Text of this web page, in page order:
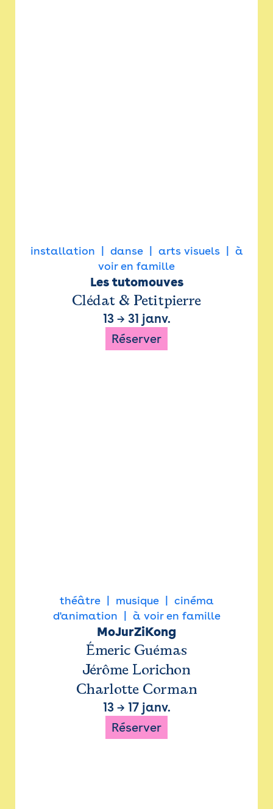
installation danse arts visuels
à
voir en famille
Les tutomouves
Clédat & Petitpierre
13→ 31 janv.
Réserver
théâtre musique
cinéma
d'animation
à voir en famille
MoJurZiKong
Émeric Guémas
Jérôme Lorichon
Charlotte Corman
13→ 17 janv.
Réserver